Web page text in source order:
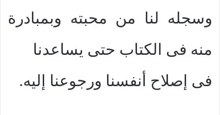
وسجله لنا من محبته وبمبادرة
منه فى الكتاب حتى يساعدنا
فى إصلاح أنفسنا ورجوعنا إليه.